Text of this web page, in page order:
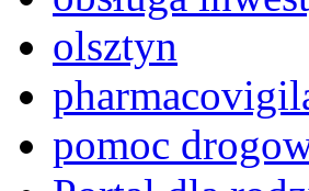
olsztyn
pomoc